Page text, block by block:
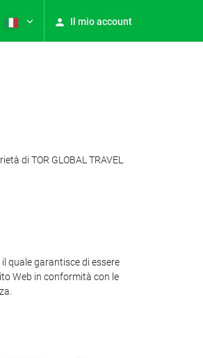
Il mio account
di TOR GLOBAL TRAVEL
quale garantisce di essere
Web in conformità con le